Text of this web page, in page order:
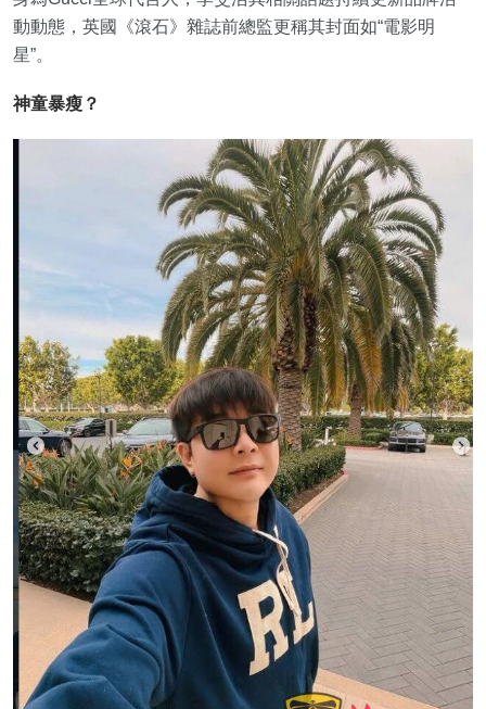
動動態，英國《滾石》雜誌前總監更稱其封面如“電影明
星”。
神童暴瘦？